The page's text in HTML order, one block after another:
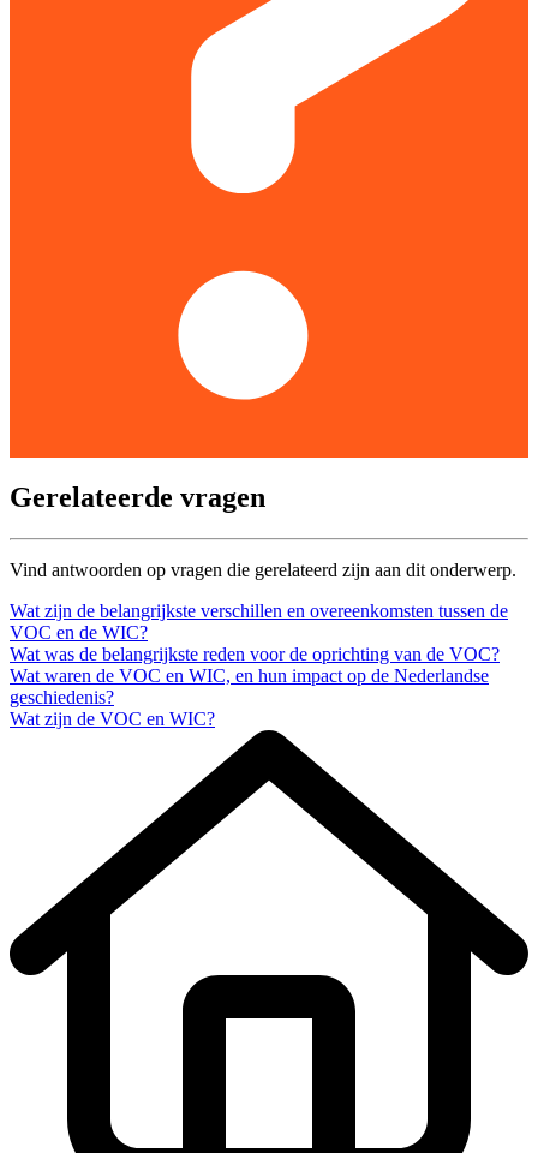
Gerelateerde vragen
Vind antwoorden op vragen die gerelateerd zijn aan dit onderwerp.
Wat zijn de belangrijkste verschillen en overeenkomsten tussen de
VOC en de WIC?
Wat was de belangrijkste reden voor de oprichting van de VOC?
Wat waren de VOC en WIC, en hun impact op de Nederlandse
geschiedenis?
Wat zijn de VOC en WIC?